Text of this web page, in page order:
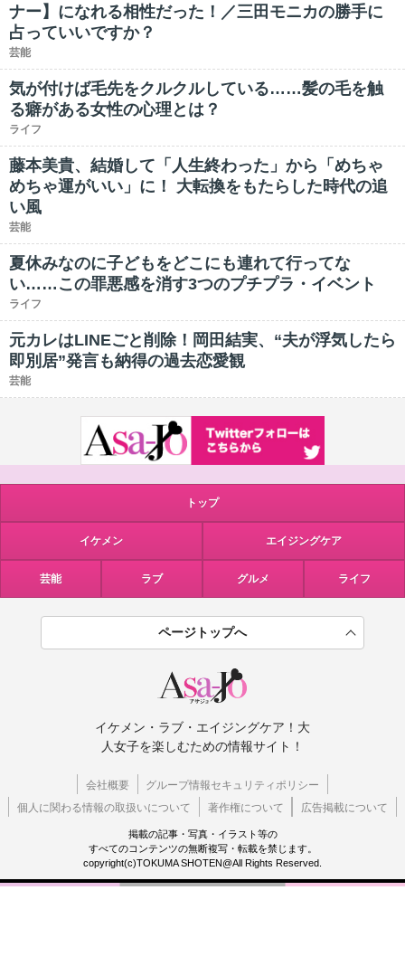
ナー】になれる相性だった！／三田モニカの勝手に
占っていいですか？
芸能
気が付けば毛先をクルクルしている……髪の毛を触
る癖がある女性の心理とは？
ライフ
藤本美貴、結婚して「人生終わった」から「めちゃ
めちゃ運がいい」に！ 大転換をもたらした時代の追
い風
芸能
夏休みなのに子どもをどこにも連れて行ってな
い……この罪悪感を消す3つのプチプラ・イベント
ライフ
元カレはLINEごと削除！岡田結実、“夫が浮気したら
即別居”発言も納得の過去恋愛観
芸能
トップ
イケメン エイジングケア
芸能 ラブ グルメ ライフ
ページトップへ
イケメン・ラブ・エイジングケア！大
人女子を楽しむための情報サイト！
会社概要
グループ情報セキュリティポリシー
個人に関わる情報の取扱いについて
著作権について 広告掲載について
掲載の記事・写真・イラスト等の
すべてのコンテンツの無断複写・転載を禁じます。
copyright(c)TOKUMA SHOTEN@All Rights Reserved.